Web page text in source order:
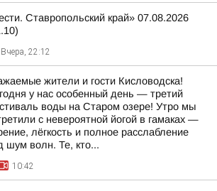
Ставропольский край» 07.08.2026
Вчера, 22:12
жители и гости Кисловодска!
у нас особенный день — третий
воды на Старом озере! Утро мы
с невероятной йогой в гамаках —
лёгкость и полное расслабление
шум волн. Те, кто...
10:42